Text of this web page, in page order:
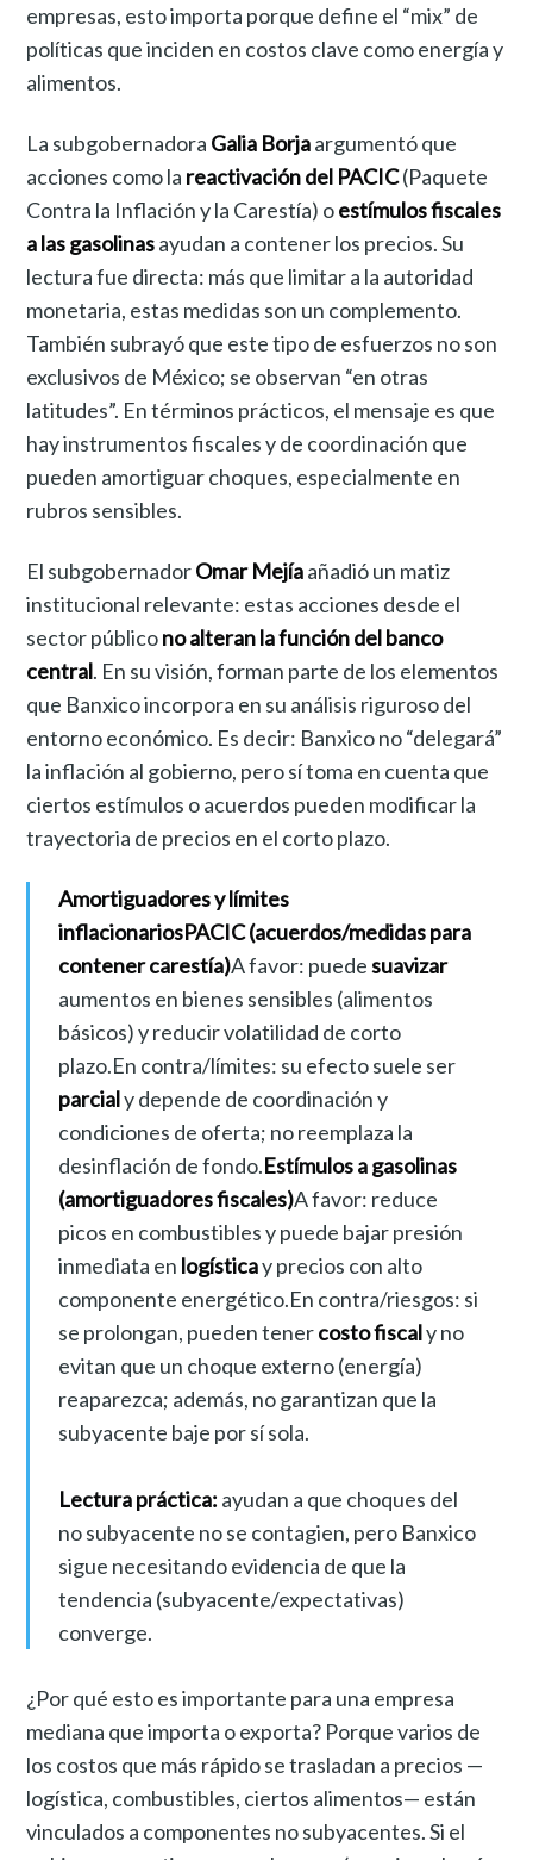
empresas, esto importa porque define el “mix” de
políticas que inciden en costos clave como energía y
alimentos.
La subgobernadora Galia Borjaargumentó que
acciones como la reactivación del PACIC(Paquete
Contra la Inflación y la Carestía) oestímulos fiscales
a las gasolinasayudan a contener los precios. Su
lectura fue directa: más que limitar a la autoridad
monetaria, estas medidas son un complemento.
También subrayó que este tipo de esfuerzos no son
exclusivos de México; se observan “en otras
latitudes”. En términos prácticos, el mensaje es que
hay instrumentos fiscales y de coordinación que
pueden amortiguar choques, especialmente en
rubros sensibles.
El subgobernadorOmar Mejíaañadió un matiz
institucional relevante: estas acciones desde el
sector públicono alteran la función del banco
central. En su visión, forman parte de los elementos
que Banxico incorpora en su análisis riguroso del
entorno económico. Es decir: Banxico no “delegará”
la inflación al gobierno, pero sí toma en cuenta que
ciertos estímulos o acuerdos pueden modificar la
trayectoria de precios en el corto plazo.
Amortiguadores y límites
inflacionariosPACIC (acuerdos/medidas para
contener carestía)A favor: puedesuavizar
aumentos en bienes sensibles (alimentos
básicos) y reducir volatilidad de corto
plazo.En contra/límites: su efecto suele ser
parcialy depende de coordinación y
condiciones de oferta; no reemplaza la
desinflación de fondo.Estímulos a gasolinas
(amortiguadores fiscales)A favor: reduce
picos en combustibles y puede bajar presión
inmediata en logísticay precios con alto
componente energético.En contra/riesgos: si
se prolongan, pueden tenercosto fiscaly no
evitan que un choque externo (energía)
reaparezca; además, no garantizan que la
subyacente baje por sí sola.
Lectura práctica: ayudan a que choques del
no subyacente no se contagien, pero Banxico
sigue necesitando evidencia de que la
tendencia (subyacente/expectativas)
converge.
¿Por qué esto es importante para una empresa
mediana que importa o exporta? Porque varios de
los costos que más rápido se trasladan a precios —
logística, combustibles, ciertos alimentos— están
vinculados a componentes no subyacentes. Si el